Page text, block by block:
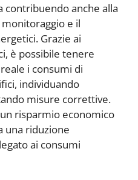
contribuendo anche alla
e il
Grazie ai
è possibile tenere
i consumi di
individuando
misure correttive.
risparmio economico
una riduzione
ai consumi